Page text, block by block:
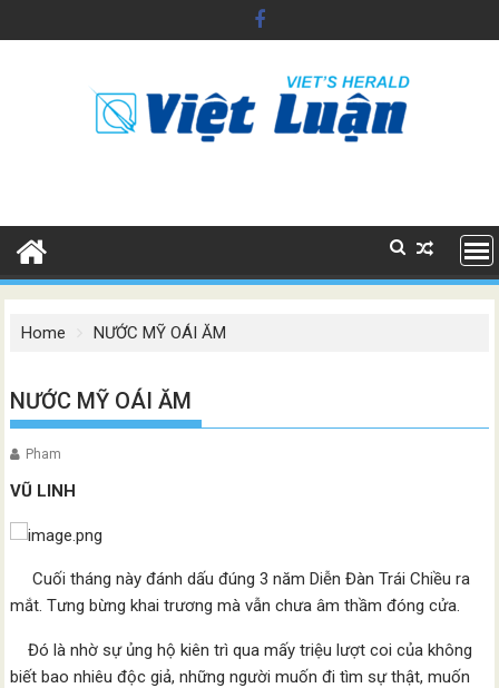
to
Home NƯỚC MỸ OÁI ĂM
NƯỚC MỸ OÁI ĂM
Pham
VŨ LINH
Cuối tháng này đánh dấu đúng 3 năm Diễn Đàn Trái Chiều ra
mắt. Tưng bừng khai trương mà vẫn chưa âm thầm đóng cửa.
Đó là nhờ sự ủng hộ kiên trì qua mấy triệu lượt coi của không
biết bao nhiêu độc giả, những người muốn đi tìm sự thật, muốn